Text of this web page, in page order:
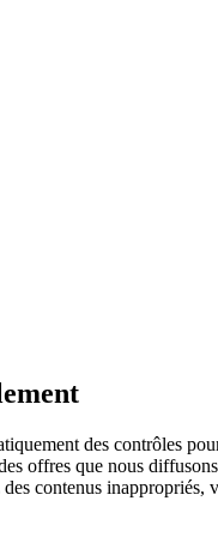
des contrôles
offres que nous
contenus inappropriés,